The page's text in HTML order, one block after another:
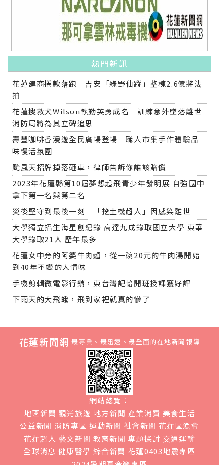
熱門新訊
花蓮建商捲款落跑 吉安「綠野仙蹤」整棟2.6億將法
拍
花蓮搜救犬Wilson執勤英勇成名 訓練意外墜落離世
消防局將為其立碑追思
壽豐咖啡香漫遊全民廣場登場 職人市集手作體驗品
味慢活氛圍
颱風天招牌掉落砸車，律師告訴你誰該賠償
2023年花蓮縣第10屆夢想起飛青少年發明展 自強國中
拿下第一名與第二名
災後堅守到最後一刻 「挖土機超人」因感染離世
大學獨立招生海星創紀錄 高達九成錄取國立大學 東華
大學錄取21人 歷年最多
花蓮女中旁的阿婆牛肉麵，從一碗20元的牛肉湯開始
到40年不變的人情味
手機剪輯微電影行銷，東台灣記協開班授課獲好評
下雨天的大飛蛾，飛到家裡就真的慘了
花蓮新聞網 最專業、最迅速、最全面的在地新聞報導
網站總覽：
地區新聞 觀光旅遊 地方新聞 產業消費 美食生活
公益新聞 消防專區 運動新聞 社會新聞 花蓮區漁會
花蓮超人 藝文新聞 教育新聞 專題探討 交通運輸
全球消息 健康醫學 綜合新聞 花蓮0403地震專區